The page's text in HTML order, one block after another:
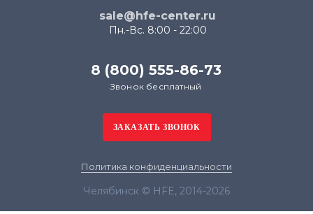
sale@hfe-center.ru
Пн.-Вс. 8:00 - 22:00
8 (800) 555-86-73
Звонок бесплатный
Политика конфиденциальности
Челябинск © HFE, 2014-2026